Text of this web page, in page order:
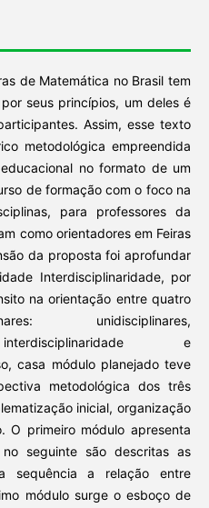
de Matemática no Brasil tem
seus princípios, um deles é
Assim, esse texto
metodológica empreendida
no formato de um
de formação com o foco na
para professores da
como orientadores em Feiras
da proposta foi aprofundar
Interdisciplinaridade, por
na orientação entre quatro
unidisciplinares,
e
casa módulo planejado teve
metodológica dos três
inicial, organização
O primeiro módulo apresenta
seguinte são descritas as
sequência a relação entre
módulo surge o esboço de